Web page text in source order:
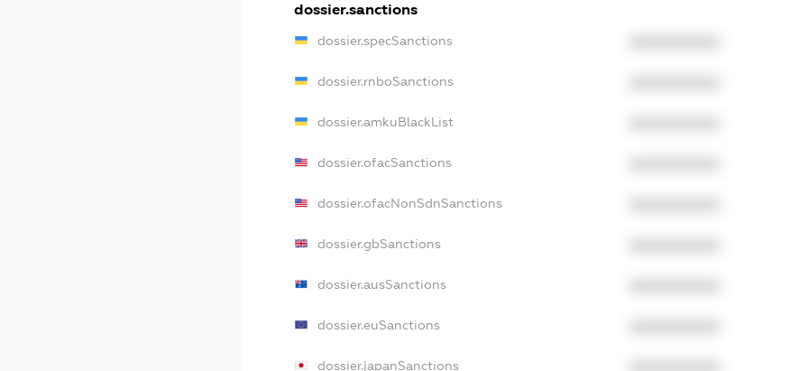
dossier.sanctions
dossier.specSanctions
dossier.rnboSanctions
dossier.amkuBlackList
dossier.ofacSanctions
dossier.ofacNonSdnSanctions
dossier.gbSanctions
dossier.ausSanctions
dossier.euSanctions
dossier.japanSanctions